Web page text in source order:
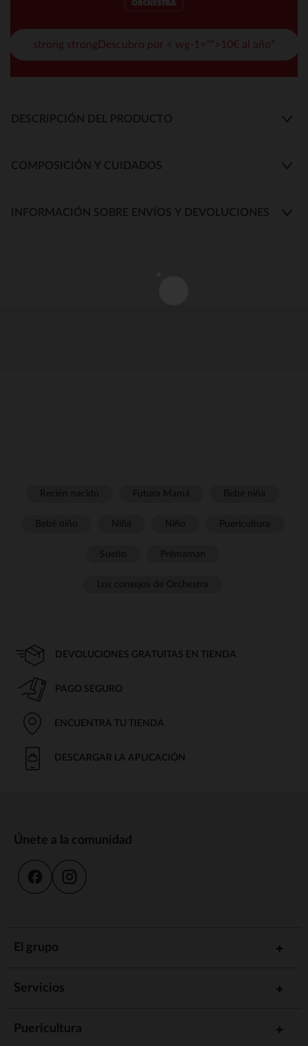
strong strongDescubro por < wg-1="">10€ al año*
DESCRIPCIÓN DEL PRODUCTO
COMPOSICIÓN Y CUIDADOS
INFORMACIÓN SOBRE ENVÍOS Y DEVOLUCIONES
DEVOLUCIONES GRATUITAS EN TIENDA
PAGO SEGURO
ENCUENTRA TU TIENDA
DESCARGAR LA APLICACIÓN
Únete a la comunidad
El grupo
Servicios
Puericultura